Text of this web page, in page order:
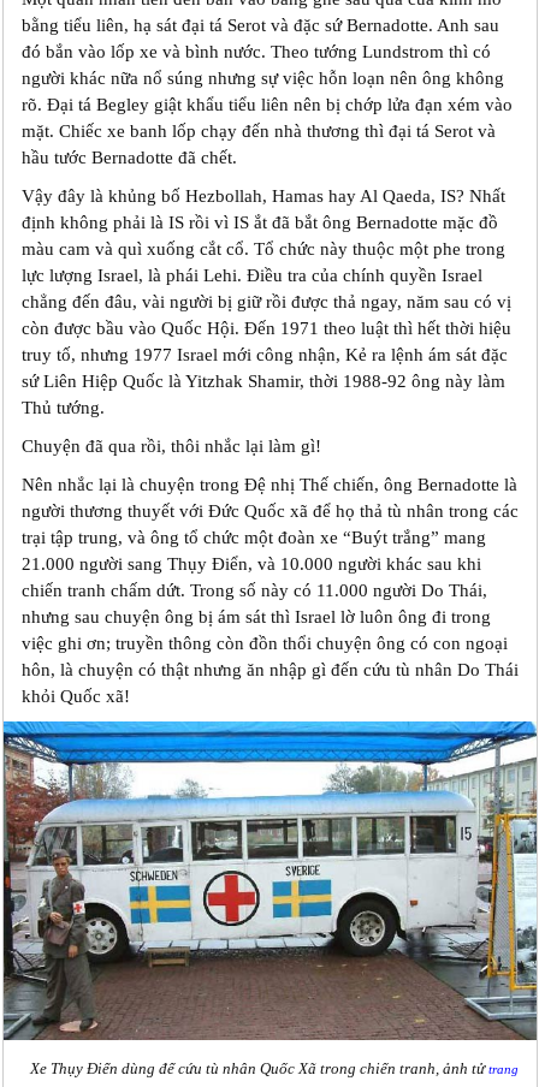
bằng tiểu liên, hạ sát đại tá Serot và đặc sứ Bernadotte. Anh sau
đó bắn vào lốp xe và bình nước. Theo tướng Lundstrom thì có
người khác nữa nổ súng nhưng sự việc hỗn loạn nên ông không
rõ. Đại tá Begley giật khẩu tiểu liên nên bị chớp lửa đạn xém vào
mặt. Chiếc xe banh lốp chạy đến nhà thương thì đại tá Serot và
hầu tước Bernadotte đã chết.
Vậy đây là khủng bố Hezbollah, Hamas hay Al Qaeda, IS? Nhất
định không phải là IS rồi vì IS ắt đã bắt ông Bernadotte mặc đồ
màu cam và quì xuống cắt cổ. Tổ chức này thuộc một phe trong
lực lượng Israel, là phái Lehi. Điều tra của chính quyền Israel
chẳng đến đâu, vài người bị giữ rồi được thả ngay, năm sau có vị
còn được bầu vào Quốc Hội. Đến 1971 theo luật thì hết thời hiệu
truy tố, nhưng 1977 Israel mới công nhận, Kẻ ra lệnh ám sát đặc
sứ Liên Hiệp Quốc là Yitzhak Shamir, thời 1988-92 ông này làm
Thủ tướng.
Chuyện đã qua rồi, thôi nhắc lại làm gì!
Nên nhắc lại là chuyện trong Đệ nhị Thế chiến, ông Bernadotte là
người thương thuyết với Đức Quốc xã để họ thả tù nhân trong các
trại tập trung, và ông tổ chức một đoàn xe “Buýt trắng” mang
21.000 người sang Thụy Điển, và 10.000 người khác sau khi
chiến tranh chấm dứt. Trong số này có 11.000 người Do Thái,
nhưng sau chuyện ông bị ám sát thì Israel lờ luôn ông đi trong
việc ghi ơn; truyền thông còn đồn thổi chuyện ông có con ngoại
hôn, là chuyện có thật nhưng ăn nhập gì đến cứu tù nhân Do Thái
khỏi Quốc xã!
Xe Thụy Điển dùng để cứu tù nhân Quốc Xã trong chiến tranh, ảnh tửtrang